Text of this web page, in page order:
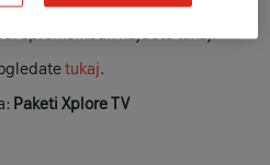
odražajo spremembe glede
spremembah najdete tukaj.
tukaj.
Paketi Xplore TV